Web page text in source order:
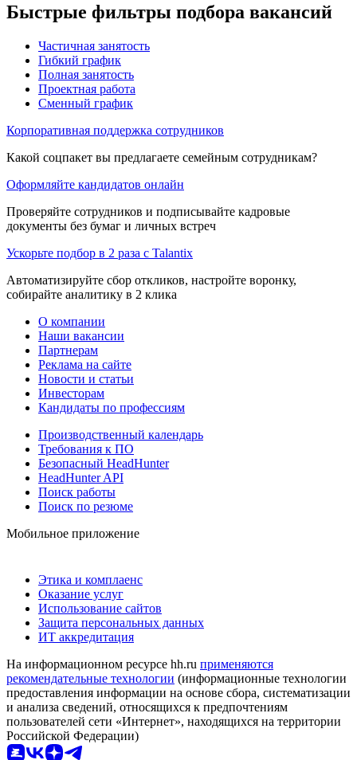
Быстрые фильтры подбора вакансий
Частичная занятость
Гибкий график
Полная занятость
Проектная работа
Сменный график
Корпоративная поддержка сотрудников
Какой соцпакет вы предлагаете семейным сотрудникам?
Оформляйте кандидатов онлайн
Проверяйте сотрудников и подписывайте кадровые
документы без бумаг и личных встреч
Ускорьте подбор в 2 раза с Talantix
Автоматизируйте сбор откликов, настройте воронку,
собирайте аналитику в 2 клика
О компании
Наши вакансии
Партнерам
Реклама на сайте
Новости и статьи
Инвесторам
Кандидаты по профессиям
Производственный календарь
Требования к ПО
Безопасный HeadHunter
HeadHunter API
Поиск работы
Поиск по резюме
Мобильное приложение
Этика и комплаенс
Оказание услуг
Использование сайтов
Защита персональных данных
ИТ аккредитация
На информационном ресурсе hh.ru применяются
рекомендательные технологии (информационные технологии
предоставления информации на основе сбора, систематизации
и анализа сведений, относящихся к предпочтениям
пользователей сети «Интернет», находящихся на территории
Российской Федерации)